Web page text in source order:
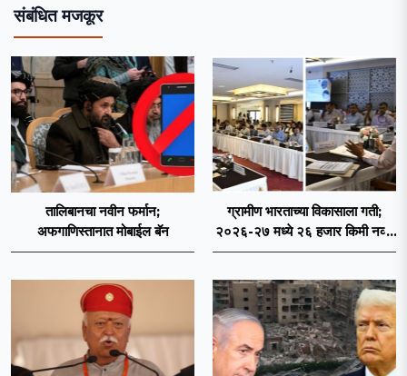
संबंधित मजकूर
तालिबानचा नवीन फर्मान;
अफगाणिस्तानात मोबाईल बॅन
ग्रामीण भारताच्या विकासाला गती;
२०२६-२७ मध्ये २६ हजार किमी नव्या
रस्त्यांचे लक्ष्य!